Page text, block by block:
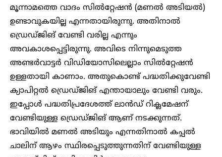
മൂന്നാമത്തെ വാദം സിൽറ്റേഷൻ (മണൽ അടിയൽ)
ഉണ്ടാവുകയില്ല എന്നതായിരുന്നു. അതിനാൽ
ഡ്രെഡ്ജിങ് വേണ്ടി വരില്ല എന്നും
അവകാശപ്പെട്ടിരുന്നു. അവിടെ നിന്നുമെടുത്ത
അണ്ടർവാട്ടർ വിഡിയോസിലെല്ലാം സിൽറ്റേഷൻ
ഉള്ളതായി കാണാം. അതുകൊണ്ട് പദ്ധതിക്കുവേണ്ടി
ക്യാപിറ്റൽ ഡ്രെഡ്ജിങ് എന്തായാലും വേണ്ടി വരും.
ഇപ്പോൾ പദ്ധതിപ്രദേശത്ത് ലാൻഡ് റിക്ലമേഷന്
വേണ്ടിയുള്ള ഡ്രെഡ്ജിങ് ആണ് നടക്കുന്നത്.
ഭാവിയിൽ മണൽ അടിയും എന്നതിനാൽ കപ്പൽ
ചാലിന് ആഴം സ്ഥിരപ്പെടുത്തുന്നതിന് വേണ്ടിയുള്ള